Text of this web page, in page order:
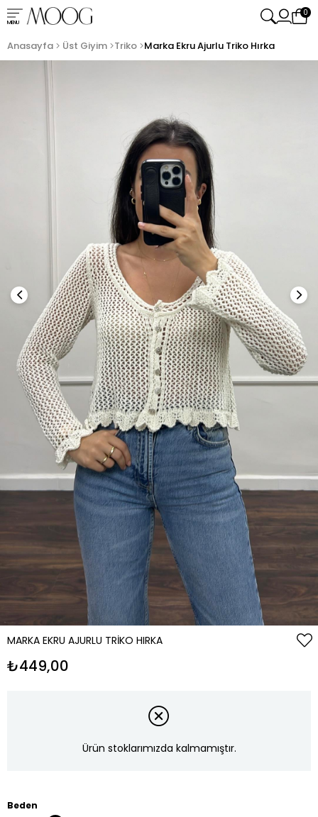
MENU
0
Anasayfa Üst Giyim Triko Marka Ekru Ajurlu Triko Hırka
MARKA EKRU AJURLU TRIKO HIRKA
₺449,00
Ürün stoklarımızda kalmamıştır.
Beden